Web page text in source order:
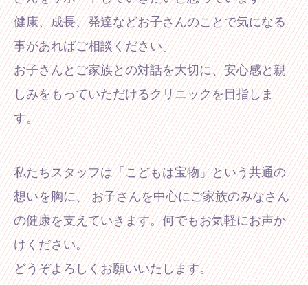
健康、成長、発達などお子さんのことで気になる
事があればご相談ください。
お子さんとご家族との対話を大切に、安心感と親
しみをもっていただけるクリニックを目指しま
す。
私たちスタッフは「こどもは宝物」という共通の
想いを胸に、お子さんを中心にご家族のみなさん
の健康を支えていきます。何でもお気軽にお声か
けください。
どうぞよろしくお願いいたします。